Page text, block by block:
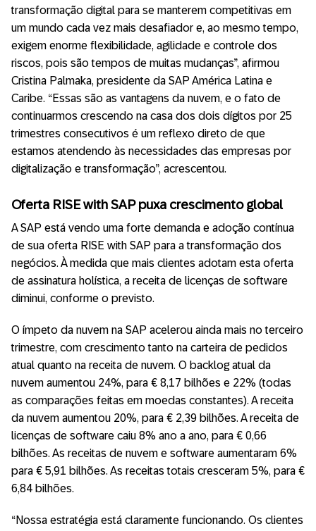
transformação digital para se manterem competitivas em
um mundo cada vez mais desafiador e, ao mesmo tempo,
exigem enorme flexibilidade, agilidade e controle dos
riscos, pois são tempos de muitas mudanças”, afirmou
Cristina Palmaka, presidente da SAP América Latina e
Caribe. “Essas são as vantagens da nuvem, e o fato de
continuarmos crescendo na casa dos dois dígitos por 25
trimestres consecutivos é um reflexo direto de que
estamos atendendo às necessidades das empresas por
digitalização e transformação”, acrescentou.
Oferta RISE with SAP puxa crescimento global
A SAP está vendo uma forte demanda e adoção contínua
de sua oferta RISE with SAP para a transformação dos
negócios. À medida que mais clientes adotam esta oferta
de assinatura holística, a receita de licenças de software
diminui, conforme o previsto.
O ímpeto da nuvem na SAP acelerou ainda mais no terceiro
trimestre, com crescimento tanto na carteira de pedidos
atual quanto na receita de nuvem. O backlog atual da
nuvem aumentou 24%, para € 8,17 bilhões e 22% (todas
as comparações feitas em moedas constantes). A receita
da nuvem aumentou 20%, para € 2,39 bilhões. A receita de
licenças de software caiu 8% ano a ano, para € 0,66
bilhões. As receitas de nuvem e software aumentaram 6%
para € 5,91 bilhões. As receitas totais cresceram 5%, para €
6,84 bilhões.
“Nossa estratégia está claramente funcionando. Os clientes